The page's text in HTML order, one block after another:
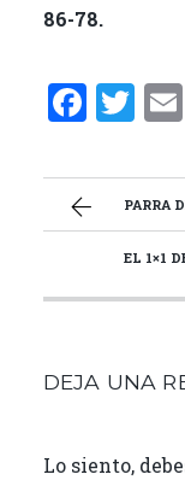
86-78.
F
ce
b
o
T
it
te
r
PARRA DESATA LA
EL 1×1
DEJA UNA
Lo siento,